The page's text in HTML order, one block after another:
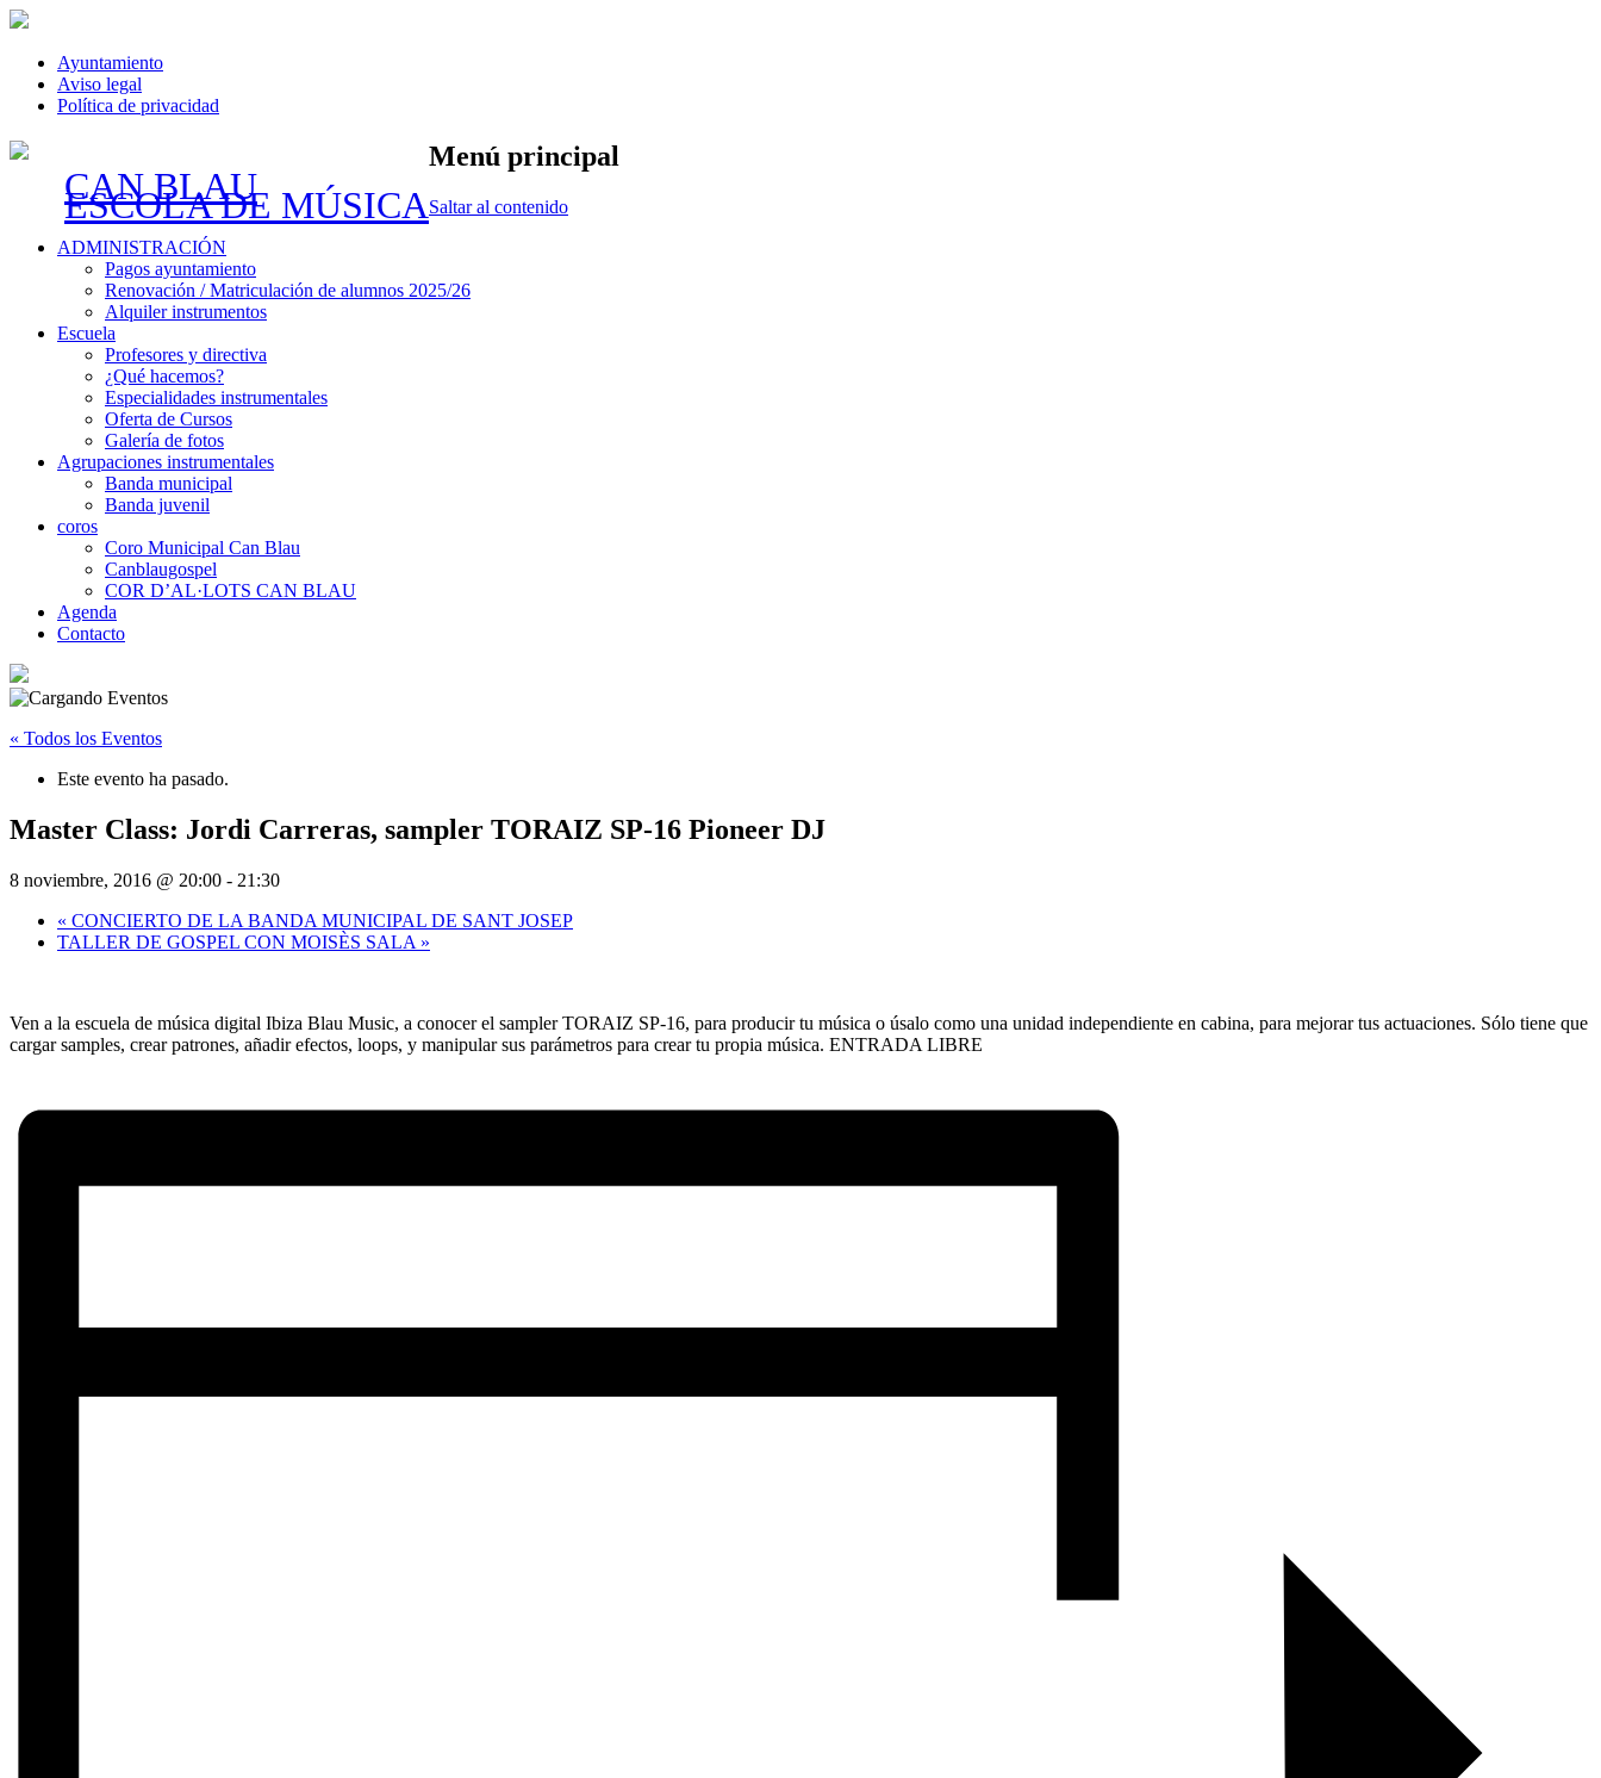
Ayuntamiento
Aviso legal
Política de privacidad
CAN BLAU
ESCOLA DE MÚSICA
Menú principal
Saltar al contenido
ADMINISTRACIÓN
Pagos ayuntamiento
Renovación / Matriculación de alumnos 2025/26
Alquiler instrumentos
Escuela
Profesores y directiva
¿Qué hacemos?
Especialidades instrumentales
Oferta de Cursos
Galería de fotos
Agrupaciones instrumentales
Banda municipal
Banda juvenil
coros
Coro Municipal Can Blau
Canblaugospel
COR D’AL·LOTS CAN BLAU
Agenda
Contacto
« Todos los Eventos
Este evento ha pasado.
Master Class: Jordi Carreras, sampler TORAIZ SP-16 Pioneer DJ
8 noviembre, 2016 @ 20:00 - 21:30
« CONCIERTO DE LA BANDA MUNICIPAL DE SANT JOSEP
TALLER DE GOSPEL CON MOISÈS SALA »
Ven a la escuela de música digital Ibiza Blau Music, a conocer el sampler TORAIZ SP-16, para producir tu música o úsalo como una unidad independiente en cabina, para mejorar tus actuaciones. Sólo tiene que
cargar samples, crear patrones, añadir efectos, loops, y manipular sus parámetros para crear tu propia música. ENTRADA LIBRE